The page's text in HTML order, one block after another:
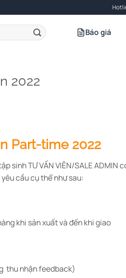
Báo giá
2022
Part-time 2022
sinh TƯ VẤN VIÊN/SALE ADMIN
cầu cụ thể như sau:
khi sản xuất và đến khi giao
thu nhận feedback)